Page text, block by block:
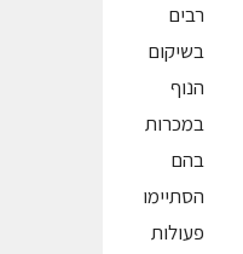
רבים
בשיקום
הנוף
במכרות
בהם
הסתיימו
פעולות